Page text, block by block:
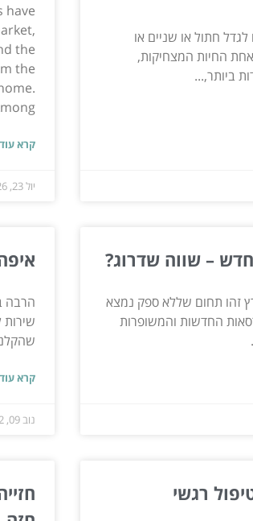
חתול או שניים או
החיות המצחיקות,
ביותר,...
have
the
the
קרא
יול 23, 2026
זהו תחום שללא ספק נמצא
החדשות והמשופרות
הרבה
קרא
נוב 09, 2022
רגשי